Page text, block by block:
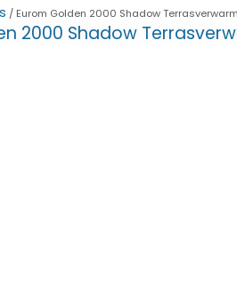
/ Eurom Golden 2000 Shadow
2000 Shadow